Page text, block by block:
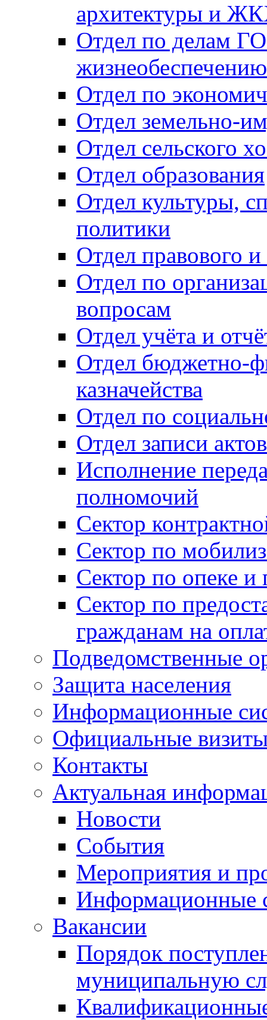
архитектуры и
Отдел по делам
Отдел по
Отдел земельно-
Отдел сельского
Отдел образования
Отдел культуры,
политики
Отдел правового
Отдел по
вопросам
Отдел учёта и
Отдел бюджетно-
казначейства
Отдел по
Отдел записи
Исполнение
полномочий
Сектор
Сектор по
Сектор по опеке и
Сектор по
гражданам на
Подведомственные
Защита населения
Информационные
Официальные
Контакты
Актуальная
Новости
События
Мероприятия и
Информационные
Вакансии
Порядок
муниципальную